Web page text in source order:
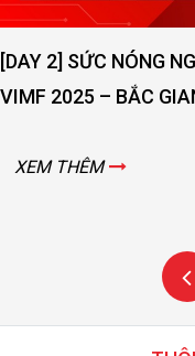
[DAY 2] SỨC NÓNG
VIMF 2025 – BẮC